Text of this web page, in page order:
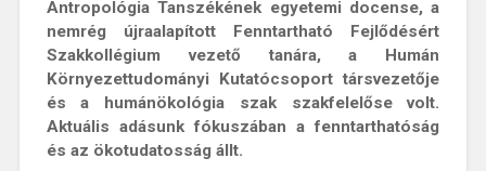
Antropológia Tanszékének egyetemi docense, a
nemrég újraalapított Fenntartható Fejlődésért
Szakkollégium vezető tanára, a Humán
Környezettudományi Kutatócsoport társvezetője
és a humánökológia szak szakfelelőse volt.
Aktuális adásunk fókuszában a fenntarthatóság
és az ökotudatosság állt.